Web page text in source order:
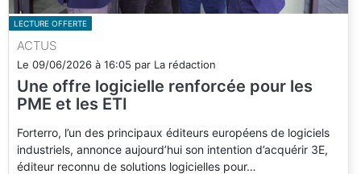
LECTURE OFFERTE
ACTUS
Le 09/06/2026 à 16:05 par La rédaction
Une offre logicielle renforcée pour les
PME et les ETI
Forterro, l’un des principaux éditeurs européens de logiciels
industriels, annonce aujourd’hui son intention d’acquérir 3E,
éditeur reconnu de solutions logicielles pour…